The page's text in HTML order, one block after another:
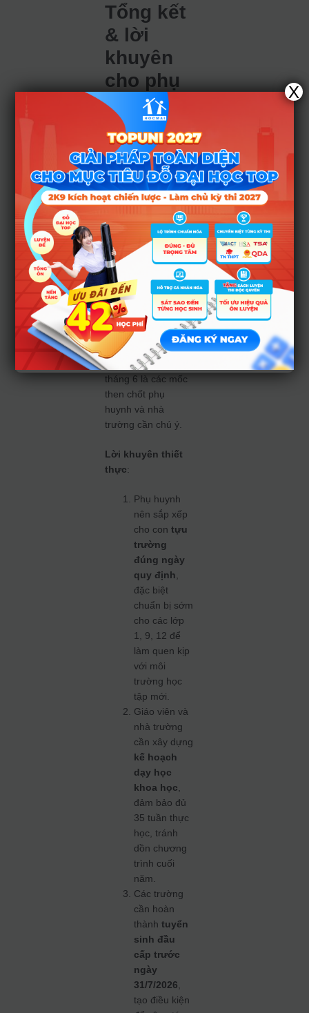
Tổng kết
& lời
khuyên
cho phụ
huynh và
nhà
trường
Khung thời gian
năm học 2025–
2026 vừa được ban
hành sẽ là nền tảng
quyết định kế hoạch
học tập và tổ chức
học của toàn
ngành. Tựu trường
sớm hơn các năm
trước, khai giảng
vào đầu tháng 9 và
kỳ thi tốt nghiệp
diễn ra vào giữa
tháng 6 là các mốc
then chốt phụ
huynh và nhà
trường cần chú ý.
Lời khuyên thiết
thực:
Phụ huynh
nên sắp xếp
cho contựu
trường
đúng ngày
quy định
đặc biệt
chuẩn bị sớm
cho các lớp
1, 9, 12 để
làm quen kịp
với môi
trường học
tập mới.
Giáo viên và
nhà trường
cần xây dựng
kế hoạch
dạy học
khoa học
đảm bảo đủ
35 tuần thực
học, tránh
dồn chương
trình cuối
năm.
Các trường
cần hoàn
thànhtuyển
sinh đầu
cấp trước
ngày
31/7/2026
tạo điều kiện
X